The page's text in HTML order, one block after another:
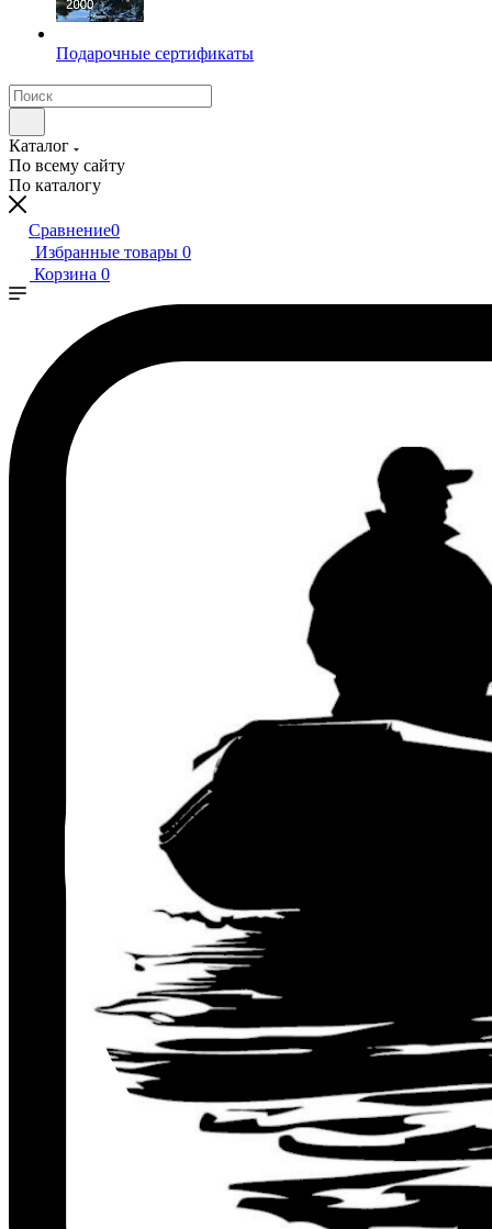
Подарочные сертификаты
Каталог
По всему сайту
По каталогу
Сравнение0
Избранные товары 0
Корзина 0